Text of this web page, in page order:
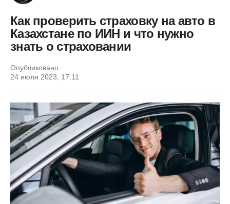
Как проверить страховку на авто в
Казахстане по ИИН и что нужно
знать о страховании
Опубликовано:
24 июля 2023, 17:11